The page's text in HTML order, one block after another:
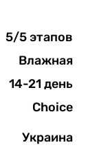
5/5 этапов
Влажная
14-21 день
Choice
Украина